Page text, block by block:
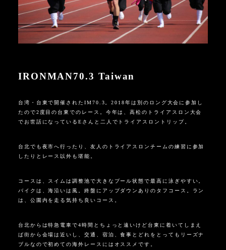
IRONMAN70.3 Taiwan
台湾・台東で開催された IM70.3 。2018年は別のロング大会に参加し
たので2 度目の台東でのレース。今年は、高松のトライアスロン大会
でお世話になっているE さんと二人でトライアスロントリップ。
台北でも夜市へ行ったり、友人のトライアスロンチームの練習に参加
したりとレース以外も堪能。
コースは、スイムは調整池で大きなプール状態で最高に泳ぎやすい。
バイクは、海沿いは風。終盤にアップダウンありのタフコース。ラン
は、公園内を走る気持ち良いコース。
台北からは特急電車で4時間とちょっと遠いけど台東に着いてしまえ
ば街から会場は近いし、交通、宿泊、食事とどれをとってもリーズナ
ブルなので初めての海外レースにはオススメです。